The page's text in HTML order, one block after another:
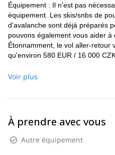
Équipement : Il n'est pas
équipement. Les skis/snbs de
d'avalanche sont déjà préparés
pouvons également vous aider à
Étonnamment, le vol aller-retour
qu'environ 580 EUR / 16 000
organiserai les vols pour vous si
blessure, maladie, etc.), je peux
Voir plus
À prendre avec vous
Autre équipement